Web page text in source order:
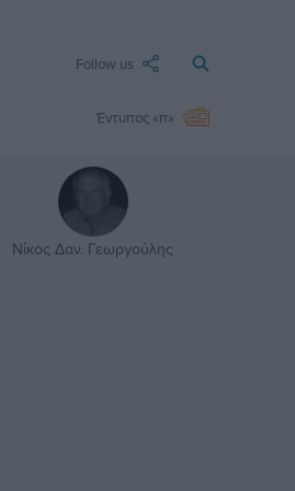
Follow us
Έντυπος «π»
Νίκος Δαν. Γεωργούλης